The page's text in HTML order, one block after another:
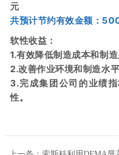
元
共预计节约有效金额：
软性收益：
1.有效降低制造成本和制
2.改善作业环境和制造水
3.完成集团公司的业绩
性。